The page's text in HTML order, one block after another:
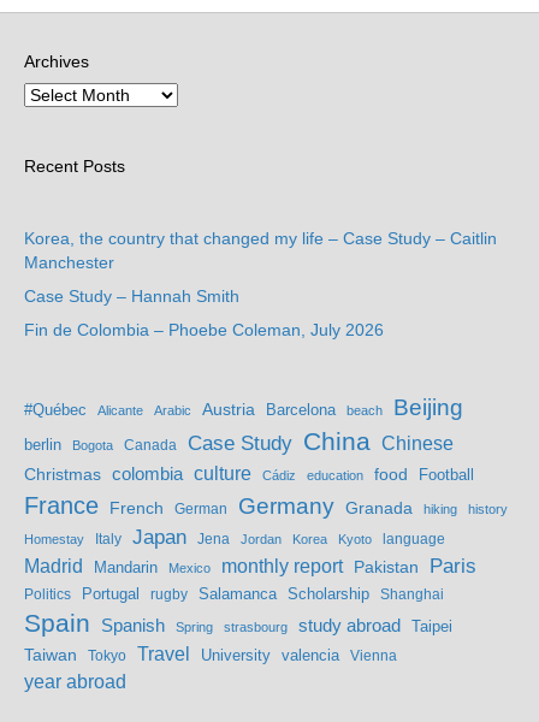
Archives
Recent Posts
Korea, the country that changed my life – Case Study – Caitlin
Manchester
Case Study – Hannah Smith
Fin de Colombia – Phoebe Coleman, July 2026
#Québec Alicante Arabic Austria Barcelona beach Beijing
berlin Bogota Canada Case Study China Chinese
Christmas colombia culture Cádiz education food Football
France French German Germany Granada hiking history
Homestay Italy Japan Jena Jordan Korea Kyoto language
Madrid Mandarin Mexico monthly report Pakistan Paris
Politics Portugal rugby Salamanca Scholarship Shanghai
Spain Spanish Spring strasbourg study abroad
Taipei
Taiwan
Tokyo Travel University valencia Vienna
year abroad